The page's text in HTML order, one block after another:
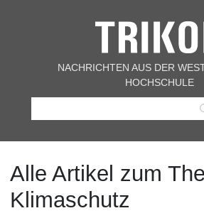
NACHRICHTEN AUS DER
HOCHSCHULE
Alle Artikel zum
Klimaschutz